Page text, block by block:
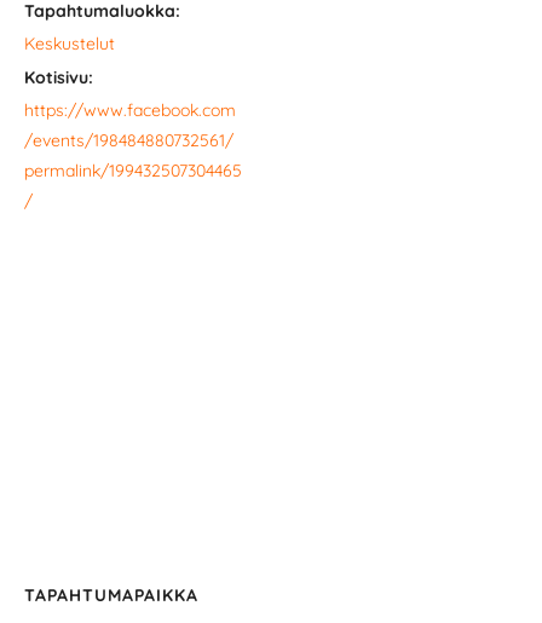
Tapahtumaluokka:
Keskustelut
Kotisivu:
https://www.facebook.com
/events/198484880732561/
permalink/199432507304465
/
TAPAHTUMAPAIKKA